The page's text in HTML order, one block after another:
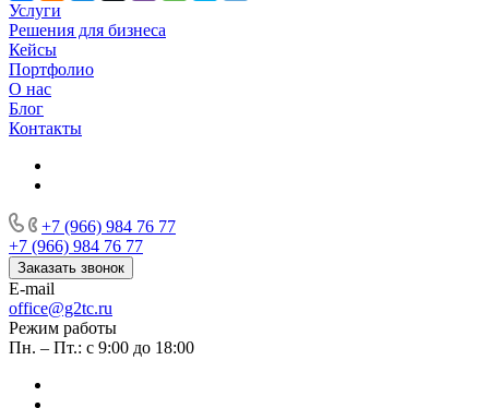
Услуги
Решения для бизнеса
Кейсы
Портфолио
О нас
Блог
Контакты
+7 (966) 984 76 77
+7 (966) 984 76 77
Заказать звонок
E-mail
office@g2tc.ru
Режим работы
Пн. – Пт.: с 9:00 до 18:00